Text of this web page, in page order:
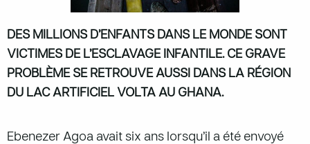
DES MILLIONS D’ENFANTS DANS LE MONDE SONT
VICTIMES DE L’ESCLAVAGE INFANTILE. CE GRAVE
PROBLÈME SE RETROUVE AUSSI DANS LA RÉGION
DU LAC ARTIFICIEL VOLTA AU GHANA.
Ebenezer Agoa avait six ans lorsqu’il a été envoyé